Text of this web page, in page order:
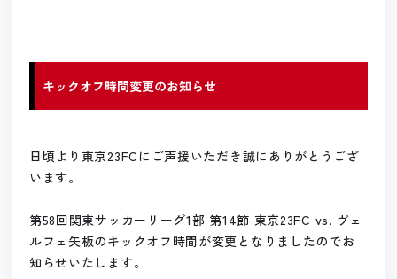
キックオフ時間変更のお知らせ
日頃より東京23FCにご声援いただき誠にありがとうござ
います。
第58回関東サッカーリーグ1部 第14節 東京23FC vs. ヴェ
ルフェ矢板のキックオフ時間が変更となりましたのでお
知らせいたします。